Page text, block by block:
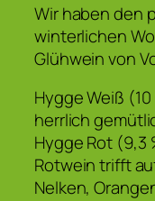
Wir haben den
winterlichen
Glühwein von
Hygge Weiß
herrlich
Hygge Rot (9,3
Rotwein trifft
Nelken,